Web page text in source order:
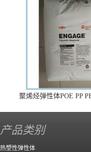
聚烯烃弹性体POE PP
产品类别
热塑性弹性体